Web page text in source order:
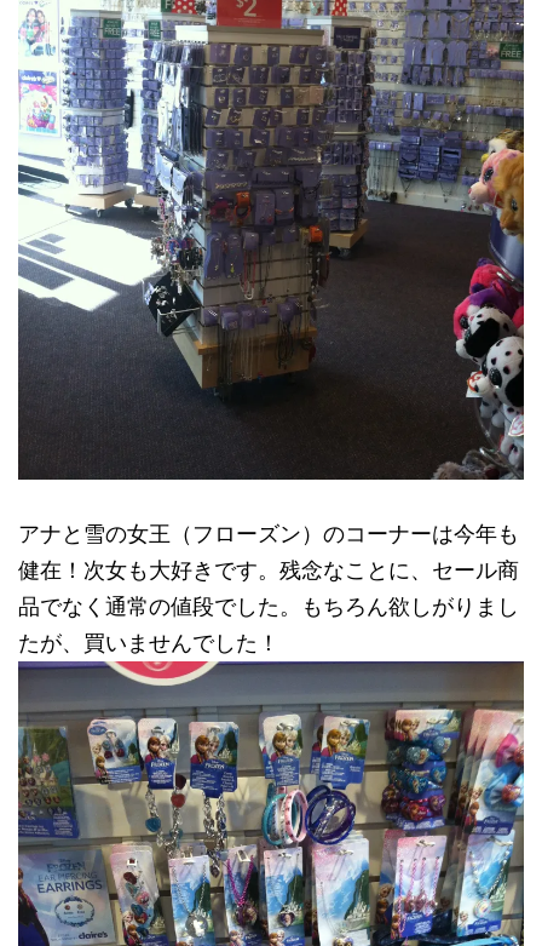
アナと雪の女王（フローズン）のコーナーは今年も
健在！次女も大好きです。残念なことに、セール商
品でなく通常の値段でした。もちろん欲しがりまし
たが、買いませんでした！